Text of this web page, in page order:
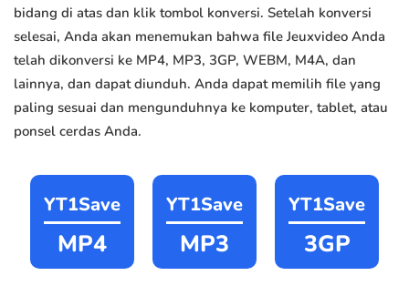
bidang di atas dan klik tombol konversi. Setelah konversi
selesai, Anda akan menemukan bahwa file Jeuxvideo Anda
telah dikonversi ke MP4, MP3, 3GP, WEBM, M4A, dan
lainnya, dan dapat diunduh. Anda dapat memilih file yang
paling sesuai dan mengunduhnya ke komputer, tablet, atau
ponsel cerdas Anda.
YT1Save
MP4
YT1Save
MP3
YT1Save
3GP